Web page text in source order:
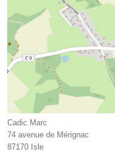
Cadic Marc
74 avenue de Mérignac
87170 Isle